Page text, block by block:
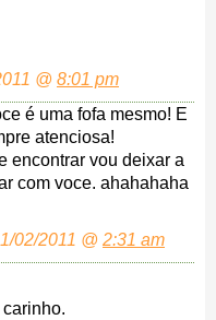
@ 8:01 pm
é uma fofa mesmo! E
atenciosa!
encontrar vou deixar a
com voce. ahahahaha
02/2011 @ 2:31 am